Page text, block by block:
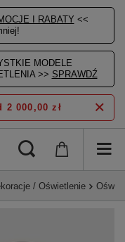
I RABATY <<
MODELE
>> SPRAWDŹ
2 000,00 zł
/ Oświetlenie